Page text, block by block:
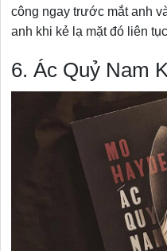
công ngay trước mắt anh
anh khi kẻ lạ mặt đó liên
6. Ác Quỷ Nam